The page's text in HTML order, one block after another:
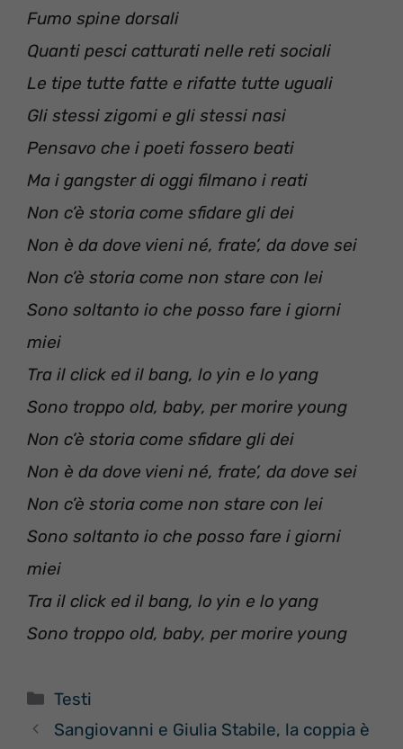
Fumo spine dorsali
Quanti pesci catturati nelle reti sociali
Le tipe tutte fatte e rifatte tutte uguali
Gli stessi zigomi e gli stessi nasi
Pensavo che i poeti fossero beati
Ma i gangster di oggi filmano i reati
Non c’è storia come sfidare gli dei
Non è da dove vieni né, frate’, da dove sei
Non c’è storia come non stare con lei
Sono soltanto io che posso fare i giorni
miei
Tra il click ed il bang, lo yin e lo yang
Sono troppo old, baby, per morire young
Non c’è storia come sfidare gli dei
Non è da dove vieni né, frate’, da dove sei
Non c’è storia come non stare con lei
Sono soltanto io che posso fare i giorni
miei
Tra il click ed il bang, lo yin e lo yang
Sono troppo old, baby, per morire young
Categorie
Testi
Sangiovanni e Giulia Stabile, la coppia è